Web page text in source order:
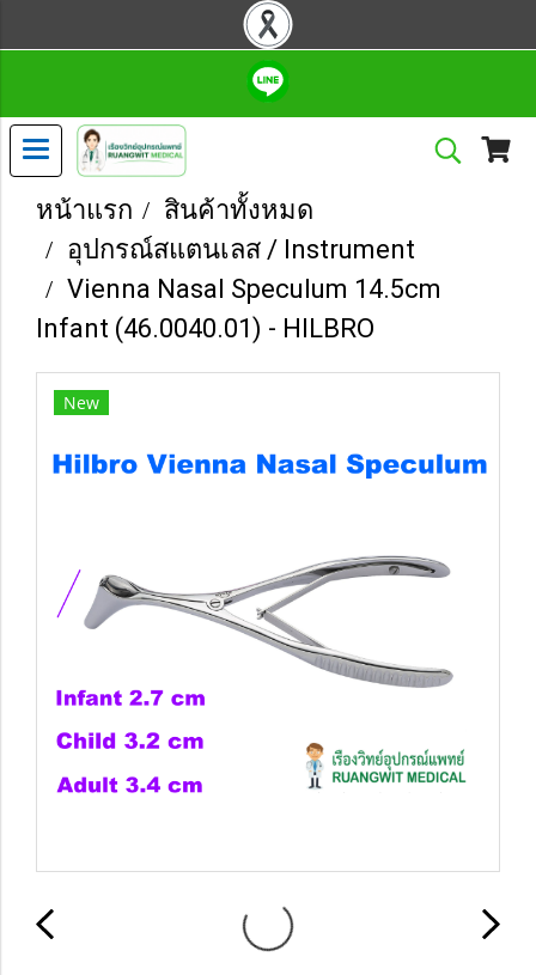
หน้าแรก
สินค้าทั้งหมด
อุปกรณ์สแตนเลส / Instrument
Vienna Nasal Speculum 14.5cm
Infant (46.0040.01) - HILBRO
New